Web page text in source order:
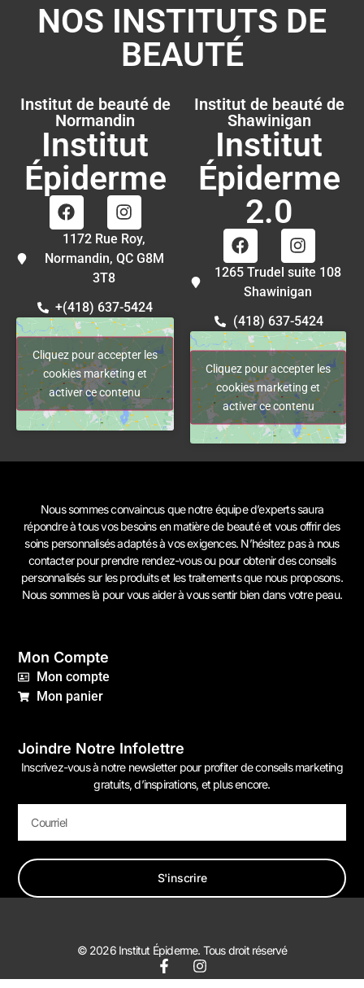
NOS INSTITUTS DE
BEAUTÉ
Institut de beauté de
Normandin
Institut
Épiderme
1172 Rue Roy,
Normandin, QC G8M
3T8
+(418) 637-5424
Cliquez pour accepter les
cookies marketing et
activer ce contenu
Institut de beauté de
Shawinigan
Institut
Épiderme
2.0
1265 Trudel suite 108
Shawinigan
(418) 637-5424
Cliquez pour accepter les
cookies marketing et
activer ce contenu
Nous sommes convaincus que notre équipe d’experts saura
répondre à tous vos besoins en matière de beauté et vous offrir des
soins personnalisés adaptés à vos exigences. N’hésitez pas à nous
contacterpour prendre rendez-vous ou pour obtenir des conseils
personnalisés sur les produits et les traitements que nous proposons.
Nous sommes là pour vous aider à vous sentir bien dans votre peau.
Mon Compte
Mon compte
Mon panier
Joindre Notre Infolettre
Inscrivez-vous à notre newsletter pour profiter de conseils marketing
gratuits, d’inspirations, et plus encore.
S'inscrire
© 2026 Institut Épiderme. Tous droit réservé